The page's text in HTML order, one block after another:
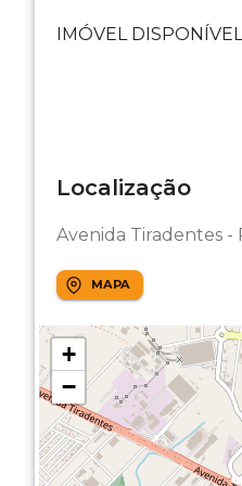
IMÓVEL
Localização
Avenida Tiradentes -
MAPA
+
−